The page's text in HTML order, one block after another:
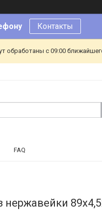
Контакты
обработаны с 09:00
FAQ
нержавейки